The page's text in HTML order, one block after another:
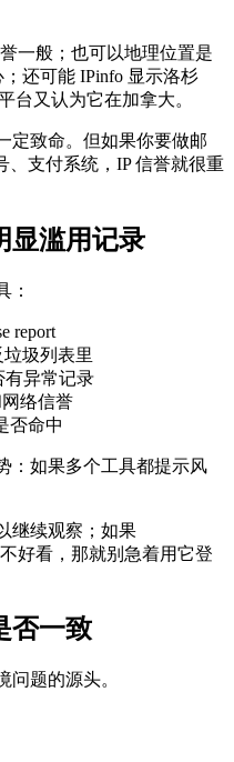
一般；也可以地理位置是
还可能 IPinfo 显示洛杉
台又认为它在加拿大。
定致命。但如果你要做邮
、支付系统，IP 信誉就很重
显滥用记录
：
report
垃圾列表里
有异常记录
网络信誉
否命中
：如果多个工具都提示风
继续观察；如果
不好看，那就别急着用它登
否一致
问题的源头。